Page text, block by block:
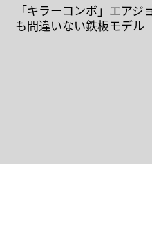
「キラーコンボ」エア
も間違いない鉄板モデル